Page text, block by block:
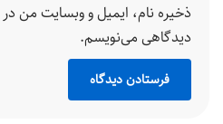
ذخیره نام، ایمیل و وبسایت من در
دیدگاهی می‌نویسم.